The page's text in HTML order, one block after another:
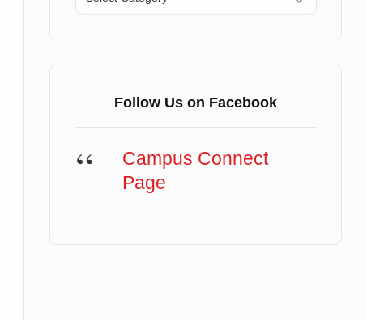
Follow Us on Facebook
Campus Connect
Page